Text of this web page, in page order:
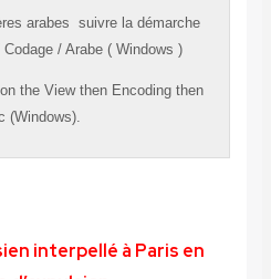
arabes suivre la démarche
Codage/ Arabe ( Windows )
theViewthen Encodingthen
(Windows).
interpellé à Paris en